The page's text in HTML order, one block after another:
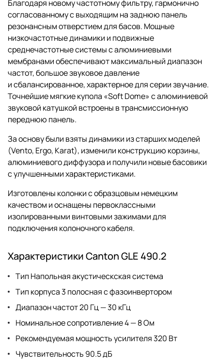
Благодаря новому частотному фильтру, гармонично
согласованному с выходящим на заднюю панель
резонансным отверстием для басов. Мощные
низкочастотные динамики и подвижные
среднечастотные системы с алюминиевыми
мембранами обеспечивают максимальный диапазон
частот, большое звуковое давление
и сбалансированное, характерное для серии звучание.
Точнейшие мягкие купола «Soft Dome» с алюминиевой
звуковой катушкой встроены в трансмиссионную
переднюю панель.
За основу были взяты динамики из старших моделей
(Vento, Ergo, Karat), изменили конструкцию корзины,
алюминиевого диффузора и получили новые басовики
с улучшенными характеристиками.
Изготовлены колонки с образцовым немецким
качеством и оснащены первоклассными
изолированными винтовыми зажимами для
подключения колоночного кабеля.
Характеристики Canton GLE 490.2
Тип Напольная акустическская система
Тип корпуса 3 полосная с фазоинвертором
Диапазон частот 20 Гц — 30 кГц
Номинальное сопротивление 4 — 8 Ом
Рекомендуемая мощность усилителя 320 Вт
Чувствительность 90.5 дБ